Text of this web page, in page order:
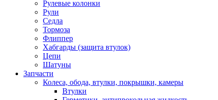
Рулевые колонки
Рули
Седла
Тормоза
Флиппер
Хабгарды (защита втулок)
Цепи
Шатуны
Запчасти
Колеса, обода, втулки, покрышки, камеры
Втулки